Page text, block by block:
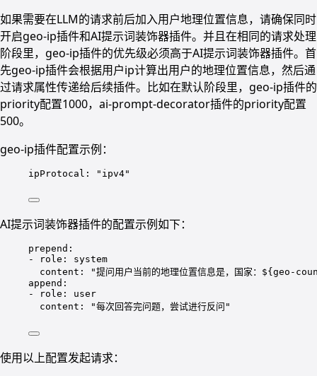
如果需要在LLM的请求前后加入用户地理位置信息，请确保同时
开启geo-ip插件和AI提示词装饰器插件。并且在相同的请求处理
阶段里，geo-ip插件的优先级必须高于AI提示词装饰器插件。首
先geo-ip插件会根据用户ip计算出用户的地理位置信息，然后通
过请求属性传递给后续插件。比如在默认阶段里，geo-ip插件的
priority配置1000，ai-prompt-decorator插件的priority配置
500。
geo-ip插件配置示例：
ipProtocal : "ipv4"
AI提示词装饰器插件的配置示例如下：
prepend :
-
role : system
content :
"提问用户当前的地理位置信息是，国家：
append :
-
role : user
content : "每次回答完问题，尝试进行反问"
使用以上配置发起请求：